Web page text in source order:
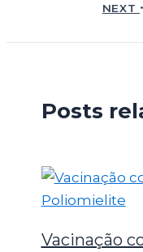
NEXT
Posts
Vacinação